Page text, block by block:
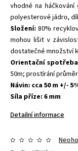
vhodné na
polyesterové jádro,
Složení: 80%
mohou lišit v
dostatečné množství
Orientační
50m; prostírání
Návin: cca 50 m +/-
Síla příze: 6 mm
Detailní informace